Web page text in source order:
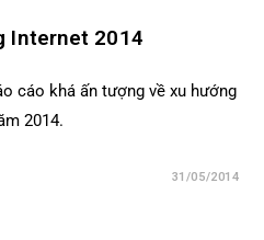
Internet 2014
cáo khá ấn tượng về xu hướng
2014.
31/05/2014